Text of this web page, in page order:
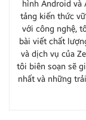
hình Android và
tảng kiến thức
với công nghệ,
bài viết chất
và dịch vụ của
tôi biên soạn sẽ
nhất và những